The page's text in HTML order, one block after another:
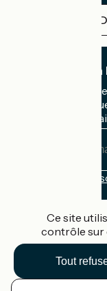
Je m'abonne
Recevez le
boîte mail
Mon adresse
Conditions
Accueil Vélo Pro
Contact
Ce site
contrôle sur
Tout